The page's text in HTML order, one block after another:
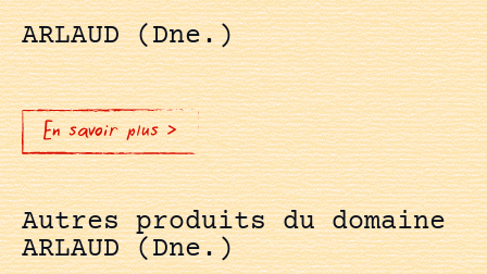
ARLAUD (Dne.)
En savoir plus >
Autres produits du domaine
ARLAUD (Dne.)